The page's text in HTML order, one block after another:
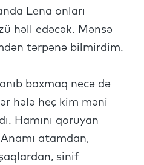
Lena onları
həll edəcək. Mənsə
tərpənə bilmirdim.
baxmaq necə də
hələ heç kim məni
Hamını qoruyan
atamdan,
sinif